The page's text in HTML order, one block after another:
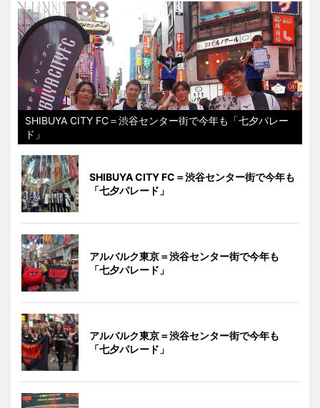
SHIBUYA CITY FC＝渋谷センター街で今年も「七夕パレー
ド」
SHIBUYA CITY FC＝渋谷センター街で今年も
「七夕パレード」
アルバルク東京＝渋谷センター街で今年も
「七夕パレード」
アルバルク東京＝渋谷センター街で今年も
「七夕パレード」